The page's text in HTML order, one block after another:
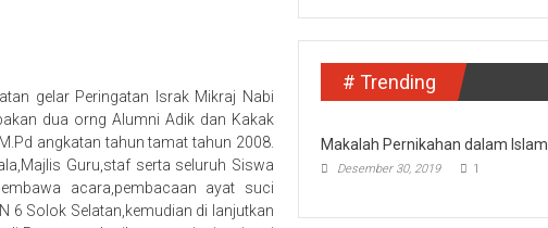
gelar Peringatan Israk Mikraj Nabi
dua orng Alumni Adik dan Kakak
angkatan tahun tamat tahun 2008.
Guru,staf serta seluruh Siswa
acara,pembacaan ayat suci
6 Solok Selatan,kemudian di lanjutkan
# Trending
Makalah Pernikahan dalam Islam
Desember 30, 2019 1